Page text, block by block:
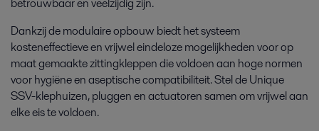
betrouwbaar en veelzijdig zijn.
Dankzij de modulaire opbouw biedt het systeem
kosteneffectieve en vrijwel eindeloze mogelijkheden voor op
maat gemaakte zittingkleppen die voldoen aan hoge normen
voor hygiëne en aseptische compatibiliteit. Stel de Unique
SSV-klephuizen, pluggen en actuatoren samen om vrijwel aan
elke eis te voldoen.